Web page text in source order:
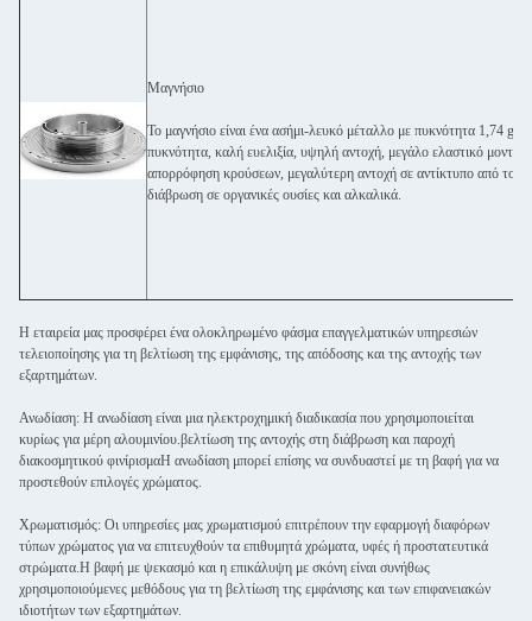
Μαγνήσιο
Το μαγνήσιο είναι ένα ασήμι-λευκό μέταλλο με πυκνότητα 1,74 g/
πυκνότητα, καλή ευελιξία, υψηλή αντοχή, μεγάλο ελαστικό
απορρόφηση κρούσεων, μεγαλύτερη αντοχή σε αντίκτυπο από το
διάβρωση σε οργανικές ουσίες και αλκαλικά.
Η εταιρεία μας προσφέρει ένα ολοκληρωμένο φάσμα επαγγελματικών υπηρεσιών
τελειοποίησης για τη βελτίωση της εμφάνισης, της απόδοσης και της αντοχής των
εξαρτημάτων.
Ανωδίαση: Η ανωδίαση είναι μια ηλεκτροχημική διαδικασία που χρησιμοποιείται
κυρίως για μέρη αλουμινίου.βελτίωση της αντοχής στη διάβρωση και παροχή
διακοσμητικού φινίρισμαΗ ανωδίαση μπορεί επίσης να συνδυαστεί με τη βαφή για να
προστεθούν επιλογές χρώματος.
Χρωματισμός: Οι υπηρεσίες μας χρωματισμού επιτρέπουν την εφαρμογή διαφόρων
τύπων χρώματος για να επιτευχθούν τα επιθυμητά χρώματα, υφές ή προστατευτικά
στρώματα.Η βαφή με ψεκασμό και η επικάλυψη με σκόνη είναι συνήθως
χρησιμοποιούμενες μεθόδους για τη βελτίωση της εμφάνισης και των επιφανειακών
ιδιοτήτων των εξαρτημάτων.